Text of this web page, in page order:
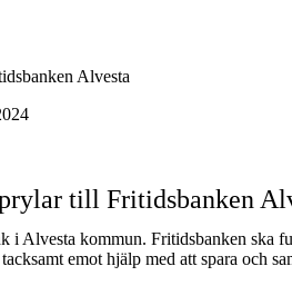
Alvesta
till Fritidsbanken
i Alvesta kommun. Fritidsbanken
emot hjälp med att spara och